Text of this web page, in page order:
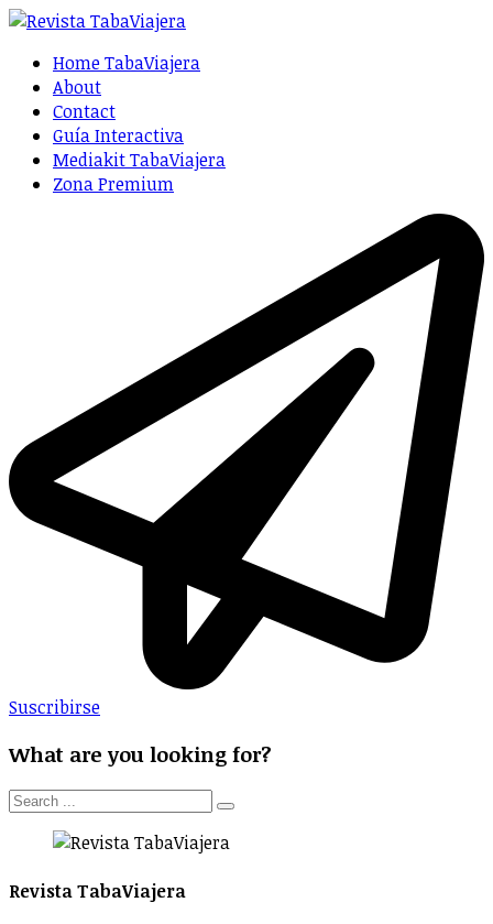
Home TabaViajera
About
Contact
Guía Interactiva
Mediakit TabaViajera
Zona Premium
Suscribirse
What are you looking for?
Revista TabaViajera